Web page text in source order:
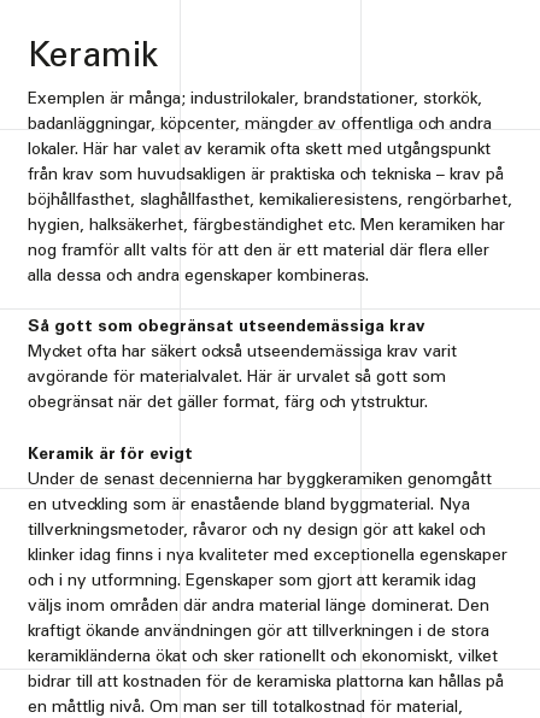
Keramik
Exemplen är många; industrilokaler, brandstationer, storkök,
badanläggningar, köpcenter, mängder av offentliga och andra
lokaler. Här har valet av keramik ofta skett med utgångspunkt
från krav som huvudsakligen är praktiska och tekniska – krav på
böjhållfasthet, slaghållfasthet, kemikalieresistens, rengörbarhet,
hygien, halksäkerhet, färgbeständighet etc. Men keramiken har
nog framför allt valts för att den är ett material där flera eller
alla dessa och andra egenskaper kombineras.
Så gott som obegränsat utseendemässiga krav
Mycket ofta har säkert också utseendemässiga krav varit
avgörande för materialvalet. Här är urvalet så gott som
obegränsat när det gäller format, färg och ytstruktur.
Keramik är för evigt
Under de senast decennierna har byggkeramiken genomgått
en utveckling som är enastående bland byggmaterial. Nya
tillverkningsmetoder, råvaror och ny design gör att kakel och
klinker idag finns i nya kvaliteter med exceptionella egenskaper
och i ny utformning. Egenskaper som gjort att keramik idag
väljs inom områden där andra material länge dominerat. Den
kraftigt ökande användningen gör att tillverkningen i de stora
keramikländerna ökat och sker rationellt och ekonomiskt, vilket
bidrar till att kostnaden för de keramiska plattorna kan hållas på
en måttlig nivå. Om man ser till totalkostnad för material,